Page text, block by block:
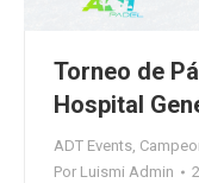
Torneo de
Hospital
ADT Events,
Por Luismi Admin